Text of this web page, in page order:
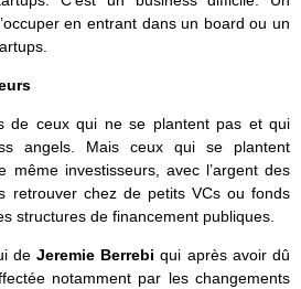
en entrant dans un board ou un
de ceux qui ne se plantent pas et qui
angels. Mais ceux qui se plantent
même investisseurs, avec l’argent des
retrouver chez de petits VCs ou fonds
structures de financement publiques.
deJeremie Berrebi qui après avoir dû
notamment par les changements